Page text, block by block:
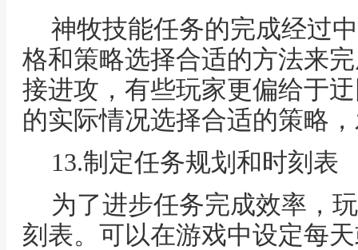
神牧技能任务的完成经过
格和策略选择合适的方法来
接进攻，有些玩家更偏给于
的实际情况选择合适的策略
13.制定任务规划和时刻表
为了进步任务完成效率，
刻表。可以在游戏中设定每